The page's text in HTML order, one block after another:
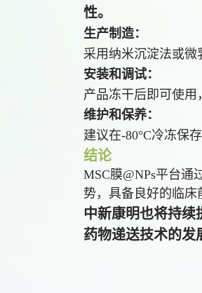
性。
生产制造：
采用纳米沉淀法或微
安装和调试：
产品冻干后即可使用
维护和保养：
建议在-80°C冷冻保
结论
MSC膜@NPs平台
势，具备良好的临床
中新康明也将持续
药物递送技术的发